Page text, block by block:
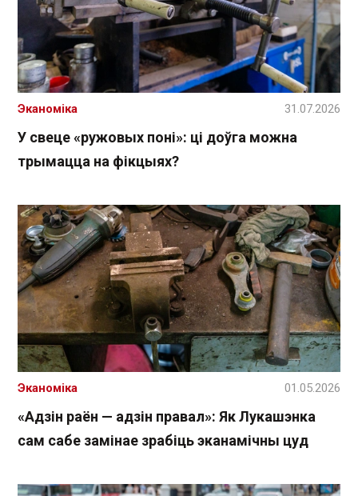
У свеце «ружовых поні»: ці доўга можна
трымацца на фікцыях?
Эканоміка 31.07.2026
«Адзін раён — адзін правал»: Як Лукашэнка
сам сабе замінае зрабіць эканамічны цуд
Эканоміка 01.05.2026